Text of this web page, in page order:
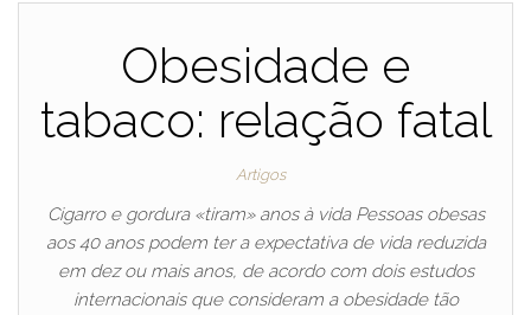
Obesidade e
tabaco: relação fatal
Artigos
Cigarro e gordura «tiram» anos à vida Pessoas obesas
aos 40 anos podem ter a expectativa de vida reduzida
em dez ou mais anos, de acordo com dois estudos
internacionais que consideram a obesidade tão